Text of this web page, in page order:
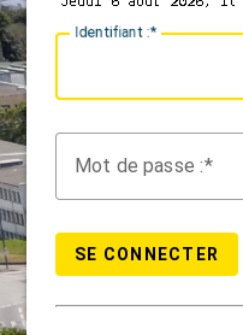
Identifiant :
Mot de passe :
SE CONNECTER